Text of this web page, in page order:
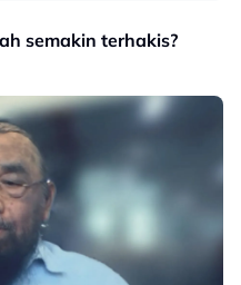
semakin terhakis?